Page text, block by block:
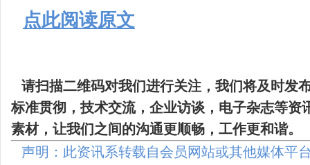
点此阅读原文
请扫描二维码对我们进行关注，我们将及时发
标准贯彻，技术交流，企业访谈，电子杂志等资
素材，让我们之间的沟通更顺畅，工作更和谐。
声明：此资讯系转载自会员网站或其他媒体平